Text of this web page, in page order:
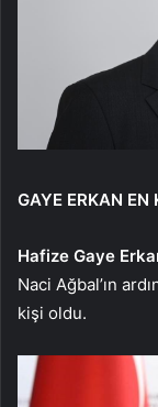
GAYE ERKAN EN
Hafize Gaye
Naci Ağbal’ın
kişi oldu.